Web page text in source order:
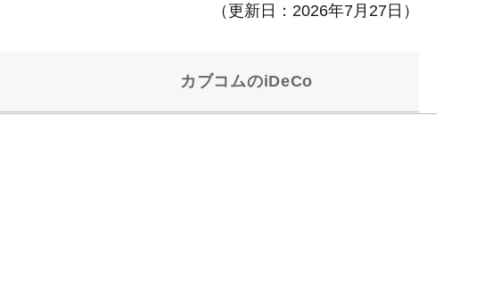
（更新日：2026年7月27日）
カブコムのiDeCo